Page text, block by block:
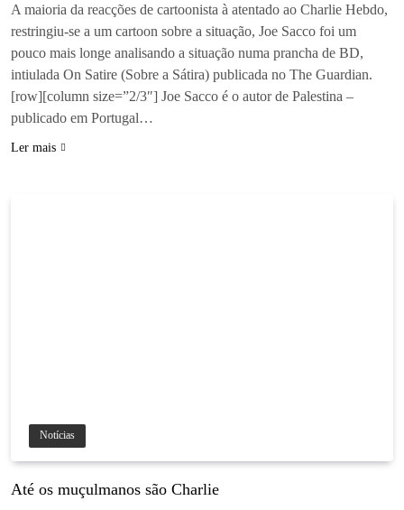
A maioria da reacções de cartoonista à atentado ao Charlie Hebdo,
restringiu-se a um cartoon sobre a situação, Joe Sacco foi um
pouco mais longe analisando a situação numa prancha de BD,
intiulada On Satire (Sobre a Sátira) publicada no The Guardian.
[row][column size=”2/3″] Joe Sacco é o autor de Palestina –
publicado em Portugal…
Ler mais
Notícias
Até os muçulmanos são Charlie